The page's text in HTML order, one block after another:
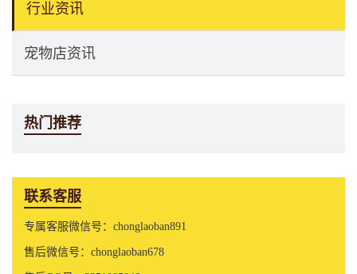
行业资讯
宠物店资讯
热门推荐
联系客服
专属客服微信号：chonglaoban891
售后微信号：chonglaoban678